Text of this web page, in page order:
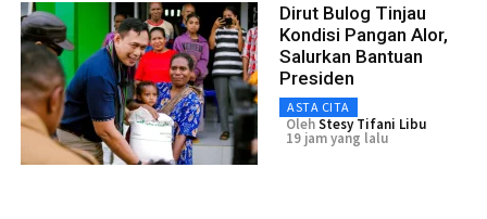
Dirut Bulog Tinjau
Kondisi Pangan Alor,
Salurkan Bantuan
Presiden
ASTA CITA
OlehStesy Tifani Libu
19 jam yang lalu